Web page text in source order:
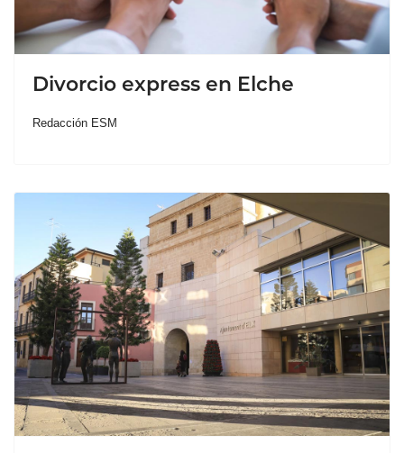
Divorcio express en Elche
Redacción ESM